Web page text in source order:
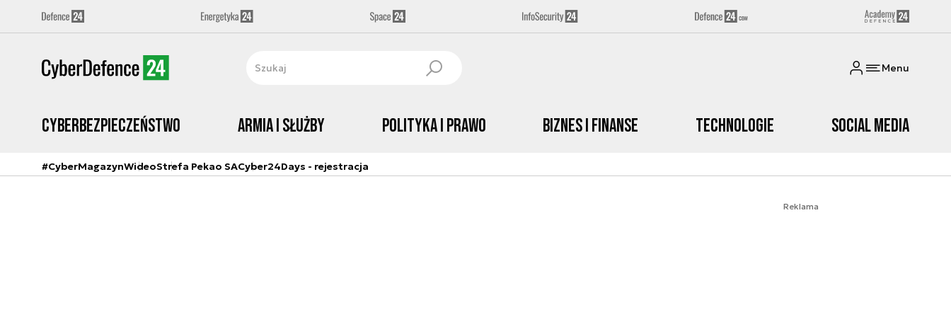
Menu
Cyberbezpieczeństwo Armia i Służby Polityka i prawo Biznes i Finanse Technologie Social media
#CyberMagazynWideoStrefa Pekao SACyber24Days - rejestracja
Reklama